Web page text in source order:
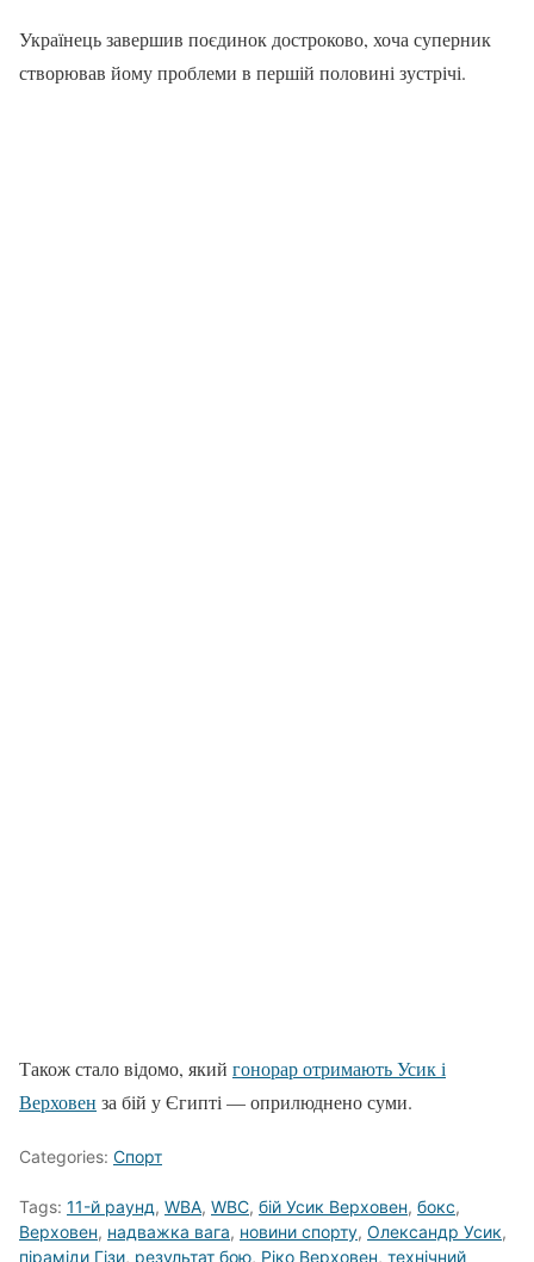
Українець завершив поєдинок достроково, хоча суперник
створював йому проблеми в першій половині зустрічі.
Також стало відомо, який гонорар отримають Усик і
Верховен за бій у Єгипті — оприлюднено суми.
Categories: Спорт
Tags: 11-й раунд, WBA, WBC, бій Усик Верховен, бокс,
Верховен, надважка вага, новини спорту, Олександр Усик,
піраміди Гізи, результат бою, Ріко Верховен, технічний